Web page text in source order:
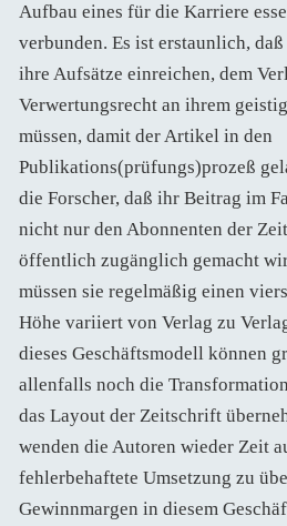
Aufbau eines für die Karriere
verbunden. Es ist erstaunlich,
ihre Aufsätze einreichen, dem
Verwertungsrecht an ihrem
müssen, damit der Artikel in den
Publikations(prüfungs)prozeß
die Forscher, daß ihr Beitrag im
nicht nur den Abonnenten der
öffentlich zugänglich gemacht
müssen sie regelmäßig einen
Höhe variiert von Verlag zu
dieses Geschäftsmodell können
allenfalls noch die
das Layout der Zeitschrift
wenden die Autoren wieder Zeit
fehlerbehaftete Umsetzung zu
Gewinnmargen in diesem